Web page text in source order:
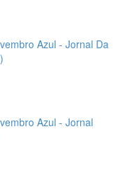
Azul - Jornal Da
Azul - Jornal